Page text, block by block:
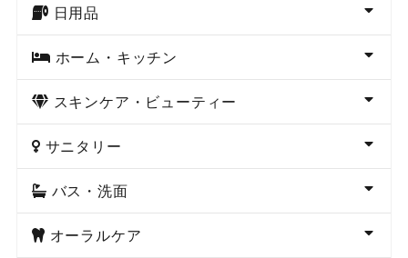
日用品
ホーム・キッチン
スキンケア・ビューティー
サニタリー
バス・洗面
オーラルケア